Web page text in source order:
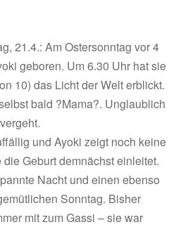
21.4.: Am Ostersonntag vor 4
geboren. Um 6.30 Uhr hat sie
10) das Licht der Welt erblickt.
bald ?Mama?. Unglaublich
und Ayoki zeigt noch keine
Geburt demnächst einleitet.
Nacht und einen ebenso
Sonntag. Bisher
mit zum Gassi – sie war